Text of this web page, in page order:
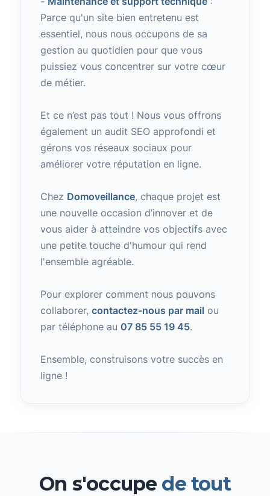
Parce qu'un site bien entretenu est
essentiel, nous nous occupons de sa
gestion au quotidien pour que vous
puissiez vous concentrer sur votre cœur
de métier.
Et ce n’est pas tout ! Nous vous offrons
également un audit SEO approfondi et
gérons vos réseaux sociaux pour
améliorer votre réputation en ligne.
Chez Domoveillance, chaque projet est
une nouvelle occasion d’innover et de
vous aider à atteindre vos objectifs avec
une petite touche d'humour qui rend
l'ensemble agréable.
Pour explorer comment nous pouvons
collaborer, contactez-nous par mail ou
par téléphone au 07 85 55 19 45.
Ensemble, construisons votre succès en
ligne !
On s'occupe de tout